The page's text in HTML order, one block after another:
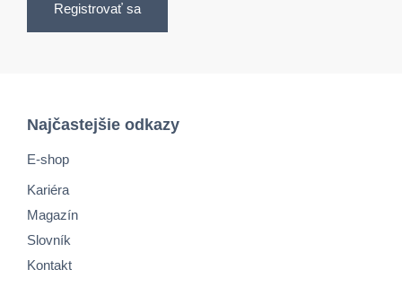
Registrovať sa
Najčastejšie odkazy
E-shop
Kariéra
Magazín
Slovník
Kontakt